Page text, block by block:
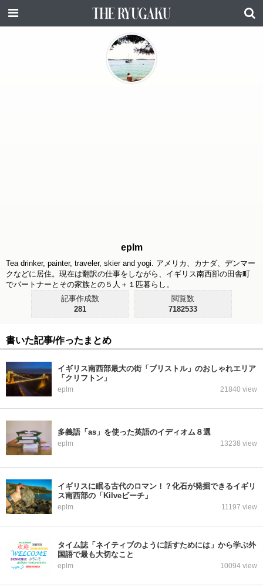
eplm
Tea drinker, painter, traveler, skier and yogi. アメリカ、カナダ、デンマー
クなどに居住。現在は翻訳の仕事をしながら、イギリス南西部の田舎町
でパートナーとその家族との５人＋１匹暮らし。
記事作成数
281
閲覧数
7182533
書いた記事/作ったまとめ
イギリス南西部最大の街「ブリストル」のおしゃれエリア
「クリフトン」
eplm 21840 view
多義語「as」を使った英語のイディオム８選
eplm 13238 view
イギリスに眠る古代のロマン！？化石が発掘できるイギリ
ス南西部の「Kilveビーチ」
eplm 11197 view
タイム誌「ネイティブのように話すためには」から学ぶ外
国語で最も大切なこと
eplm 10094 view